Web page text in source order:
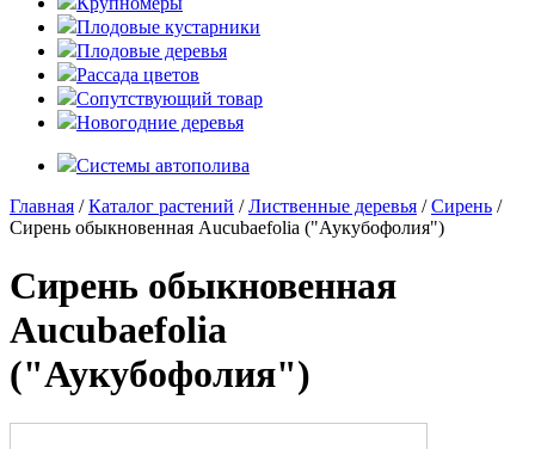
Плодовые кустарники
Плодовые деревья
Рассада цветов
Сопутствующий товар
Новогодние деревья
Системы автополива
Главная /Каталог растений /Лиственные деревья /Сирень /
Сирень обыкновенная Aucubaefolia ("Аукубофолия")
Сирень обыкновенная
Aucubaefolia
("Аукубофолия")